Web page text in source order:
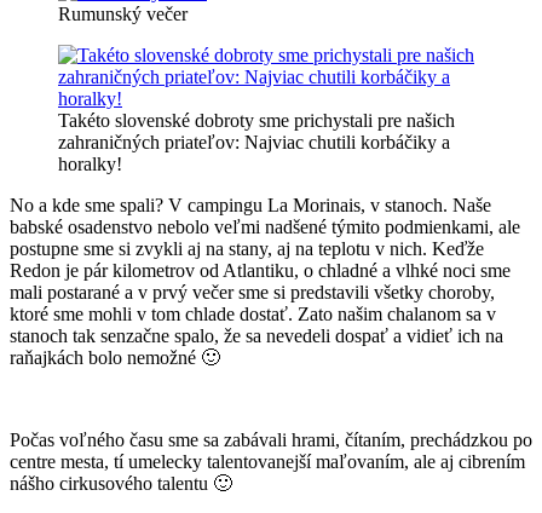
Rumunský večer
Takéto slovenské dobroty sme prichystali pre našich
zahraničných priateľov: Najviac chutili korbáčiky a
horalky!
No a kde sme spali? V campingu La Morinais, v stanoch. Naše
babské osadenstvo nebolo veľmi nadšené týmito podmienkami, ale
postupne sme si zvykli aj na stany, aj na teplotu v nich. Keďže
Redon je pár kilometrov od Atlantiku, o chladné a vlhké noci sme
mali postarané a v prvý večer sme si predstavili všetky choroby,
ktoré sme mohli v tom chlade dostať. Zato našim chalanom sa v
stanoch tak senzačne spalo, že sa nevedeli dospať a vidieť ich na
raňajkách bolo nemožné 🙂
Počas voľného času sme sa zabávali hrami, čítaním, prechádzkou po
centre mesta, tí umelecky talentovanejší maľovaním, ale aj cibrením
nášho cirkusového talentu 🙂